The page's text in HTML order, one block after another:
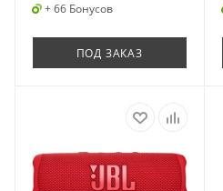
+ 66 Бонусов
ПОД ЗАКАЗ